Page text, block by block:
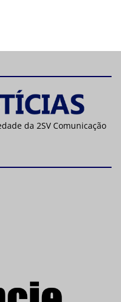
da 2SV Comunicação